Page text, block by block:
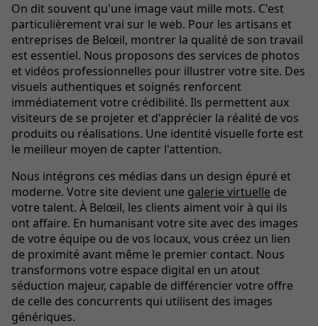
On dit souvent qu'une image vaut mille mots. C'est
particulièrement vrai sur le web. Pour les artisans et
entreprises de Belœil, montrer la qualité de son travail
est essentiel. Nous proposons des services de photos
et vidéos professionnelles pour illustrer votre site. Des
visuels authentiques et soignés renforcent
immédiatement votre crédibilité. Ils permettent aux
visiteurs de se projeter et d'apprécier la réalité de vos
produits ou réalisations. Une identité visuelle forte est
le meilleur moyen de capter l'attention.
Nous intégrons ces médias dans un design épuré et
moderne. Votre site devient une galerie virtuelle de
votre talent. À Belœil, les clients aiment voir à qui ils
ont affaire. En humanisant votre site avec des images
de votre équipe ou de vos locaux, vous créez un lien
de proximité avant même le premier contact. Nous
transformons votre espace digital en un atout
séduction majeur, capable de différencier votre offre
de celle des concurrents qui utilisent des images
génériques.